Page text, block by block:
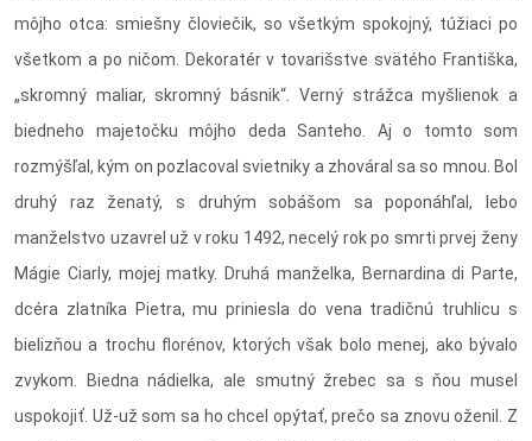
môjho otca: smiešny človiečik, so všetkým spokojný, túžiaci po
všetkom a po ničom. Dekoratér v tovarišstve svätého Františka,
„skromný maliar, skromný básnik“. Verný strážca myšlienok a
biedneho majetočku môjho deda Santeho. Aj o tomto som
rozmýšľal, kým on pozlacoval svietniky a zhováral sa so mnou. Bol
druhý raz ženatý, s druhým sobášom sa poponáhľal, lebo
manželstvo uzavrel už v roku 1492, necelý rok po smrti prvej ženy
Mágie Ciarly, mojej matky. Druhá manželka, Bernardina di Parte,
dcéra zlatníka Pietra, mu priniesla do vena tradičnú truhlicu s
bielizňou a trochu florénov, ktorých však bolo menej, ako bývalo
zvykom. Biedna nádielka, ale smutný žrebec sa s ňou musel
uspokojiť. Už-už som sa ho chcel opýtať, prečo sa znovu oženil. Z